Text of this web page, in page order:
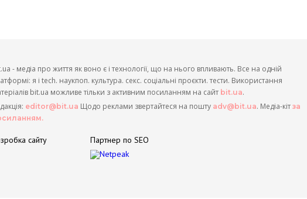
- медіа про життя як воно є і технології, що на нього впливають. Все на одній
я і tech. наукпоп. культура. секс. соціальні проєкти. тести. Використання
bit.ua можливе тільки з активним посиланням на сайт bit.ua.
editor@bit.ua Щодо реклами звертайтеся на пошту adv@bit.ua. Медіа-кіт за
сайту Партнер по SEO